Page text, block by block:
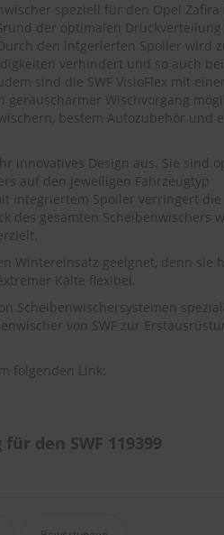
speziell für den Opel Zafira
der optimalen Druckverteilung
den intgerierten Spoiler wird
verhindert und so auch bei
sind die SWF VisioFlex mit
Wischvorgang
bestem Autozubehör und
innovatives Design aus. Sie sind
auf den jeweiligen Fahrzeugtyp
integriertem Spoiler verringert die
des gesamten Scheibenwischers
Wintereinsatz geeignet, denn sie
Kälte flexibel.
Scheibenwischersystemen
von SWF zur
folgenden Link:
den SWF 119399